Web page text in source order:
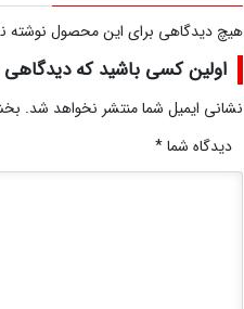
هیچ دیدگاهی برای این محصول
اولین کسی باشید که
نشانی ایمیل شما منتشر نخواهد شد.
دیدگاه شما*